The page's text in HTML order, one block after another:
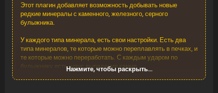
Этот плагин добавляет возможность добывать новые
редкие минералы с каменного, железного, серного
булыжника.
У каждого типа минерала, есть свои настройки. Есть два
типа минералов, те которые можно переплавлять в печках, и
те которые можно переработать. С каждым ударом по
булыжнику есть шанс выпадения камня.
Нажмите, чтобы раскрыть...